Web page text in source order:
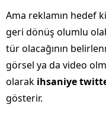
Ama reklamın hedef
geri dönüş olumlu
tür olacağının
görsel ya da video
olarak ihsaniye
gösterir.